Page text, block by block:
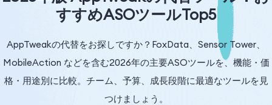
価格
会社
すすめASOツールTop5
AppTweakの代替をお探しですか？FoxData、Sensor Tower、
MobileAction などを含む2026年の主要ASOツールを、機能・価
格・用途別に比較。チーム、予算、成長段階に最適なツールを見
つけましょう。